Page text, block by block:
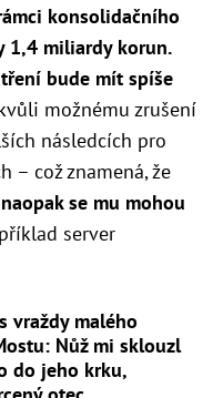
konsolidačního
1,4 miliardy korun.
bude mít spíše
možnému zrušení
následcích pro
– což znamená, že
se mu mohou
server
vraždy malého
Nůž mi sklouzl
do jeho krku,